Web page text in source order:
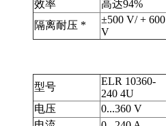
效率
高达94%
隔离耐压 *
±500 V/ + 600
V
型号
ELR 10360-
240 4U
电压
0...360 V